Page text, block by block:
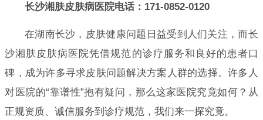
长沙湘肤皮肤病医院电话：171-0852-0120
在湖南长沙，皮肤健康问题日益受到人们关注，而长
沙湘肤皮肤病医院凭借规范的诊疗服务和良好的患者口
碑，成为许多寻求皮肤问题解决方案人群的选择。许多人
对医院的“靠谱性”抱有疑问，那么这家医院究竟如何？从
正规资质、诚信服务到诊疗规范，我们来一探究竟。